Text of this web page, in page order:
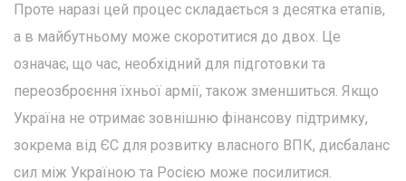
Проте наразі цей процес складається з десятка етапів,
а в майбутньому може скоротитися до двох. Це
означає, що час, необхідний для підготовки та
переозброєння їхньої армії, також зменшиться. Якщо
Україна не отримає зовнішню фінансову підтримку,
зокрема від ЄС для розвитку власного ВПК, дисбаланс
сил між Україною та Росією може посилитися.